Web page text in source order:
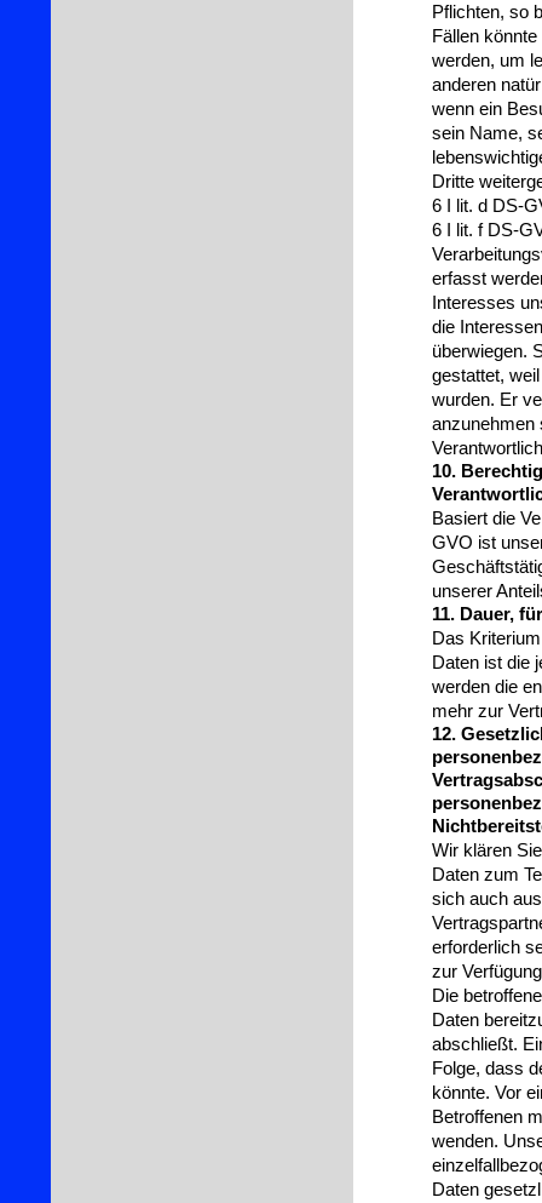
Pflichten, so
Fällen
werden, um
anderen
wenn ein
sein Name,
Dritte
6 I lit. d DS-
6 I lit. f DS-
erfasst
Interesses
die
überwiegen.
gestattet,
wurden. Er
anzunehmen
10.
Basiert die
GVO ist
unserer
11. Dauer,
Das
Daten ist die
werden die
mehr zur
12.
Wir klären
Daten zum
sich auch
erforderlich
zur
Die
Daten
abschließt.
Folge, dass
könnte. Vor
Betroffenen
wenden.
Daten